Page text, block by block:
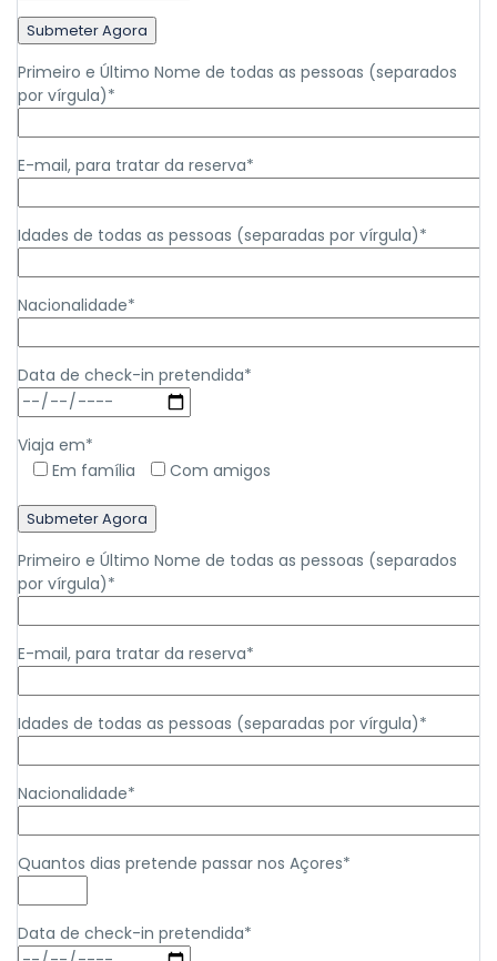
Primeiro e Último Nome de todas as pessoas (separados
por vírgula)*
E-mail, para tratar da reserva*
Idades de todas as pessoas (separadas por vírgula)*
Nacionalidade*
Data de check-in pretendida*
Viaja em*
Em família
Com amigos
Primeiro e Último Nome de todas as pessoas (separados
por vírgula)*
E-mail, para tratar da reserva*
Idades de todas as pessoas (separadas por vírgula)*
Nacionalidade*
Quantos dias pretende passar nos Açores*
Data de check-in pretendida*